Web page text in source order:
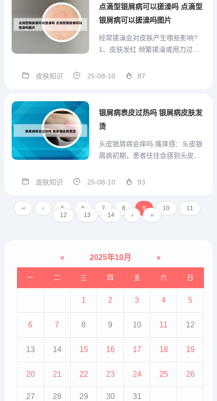
米...
点滴型银屑病可以搓澡吗 点滴型
银屑病可以搓澡吗图片
经常搓澡会对皮肤产生哪些影响?
1、皮肤发红 频繁搓澡或用力过猛
肤发红，严重时甚至出现破溃。皮
加干燥，伴有脱屑。哪些人不适合
皮肤知识 25-08-10 87
银屑病表皮过热吗 银屑病皮肤发
烫
头皮银屑病会痒吗 瘙痒感：头皮银
屑病初期，患者往往会感到头皮有
和脱屑的区域，头发可能会呈现簇
眠、多梦、心烦、口干、大便干等
症状，也有的人伴有嗓子疼、咽疼
皮肤知识 25-08-10 93
‹‹ ‹ 5 6 7 8 9 10
11
12
13 14 › ››
« 2025年10月 »
一 二 三 四 五 六 日
1 2 3 4 5
6 7 8 9 10 11 12
13 14 15 16 17 18 19
20 21 22 23 24 25 26
27 28 29 30 31